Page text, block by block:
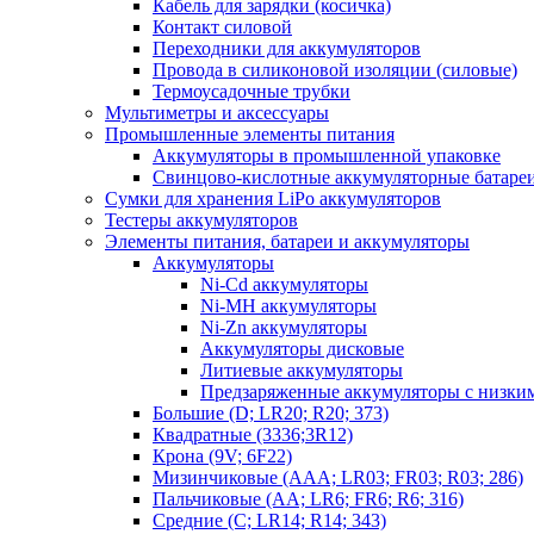
Кабель для зарядки (косичка)
Контакт силовой
Переходники для аккумуляторов
Провода в силиконовой изоляции (силовые)
Термоусадочные трубки
Мультиметры и аксессуары
Промышленные элементы питания
Аккумуляторы в промышленной упаковке
Свинцово-кислотные аккумуляторные
Сумки для хранения LiPo аккумуляторов
Тестеры аккумуляторов
Элементы питания, батареи и аккумуляторы
Аккумуляторы
Ni-Cd аккумуляторы
Ni-MH аккумуляторы
Ni-Zn аккумуляторы
Аккумуляторы дисковые
Литиевые аккумуляторы
Предзаряженные аккумуляторы с
Большие (D; LR20; R20; 373)
Квадратные (3336;3R12)
Крона (9V; 6F22)
Мизинчиковые (AAA; LR03; FR03; R03; 286)
Пальчиковые (AA; LR6; FR6; R6; 316)
Средние (C; LR14; R14; 343)